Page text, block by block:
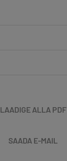
LAADIGE ALLA PDF
SAADA E-MAIL